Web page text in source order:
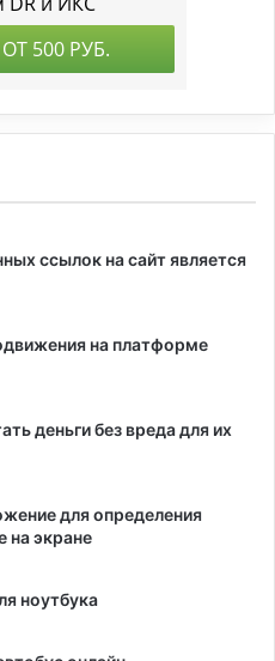
ссылок на сайт является
на платформе
деньги без вреда для их
для определения
на экране
ноутбука